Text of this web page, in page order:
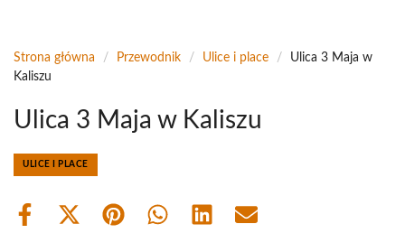
Strona główna / Przewodnik / Ulice i place /
Ulica 3 Maja w
Kaliszu
Ulica 3 Maja w Kaliszu
ULICE I PLACE
Share
Share Share Share Share Share